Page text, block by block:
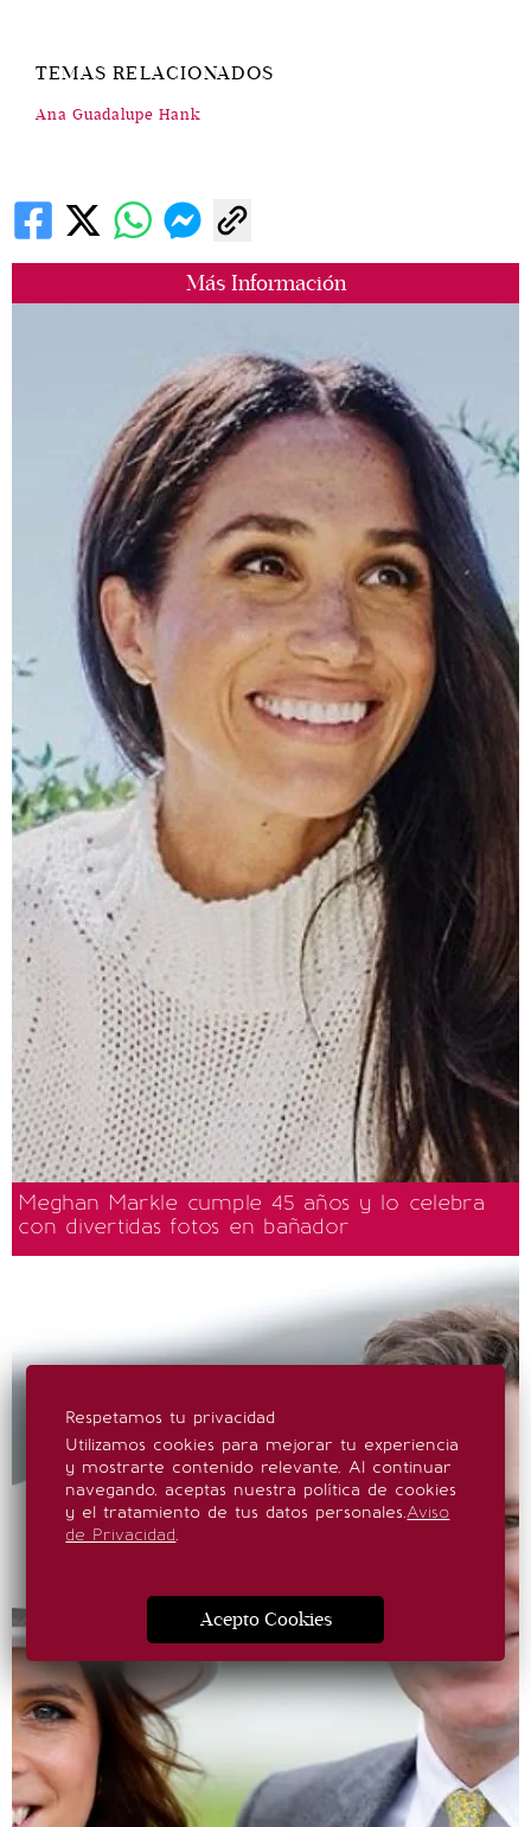
Más Información
Meghan Markle cumple 45 años y lo celebra
con divertidas fotos en bañador
TEMAS RELACIONADOS
Ana Guadalupe Hank
Respetamos tu privacidad
Utilizamos cookies para mejorar tu experiencia
y mostrarte contenido relevante. Al continuar
navegando, aceptas nuestra política de cookies
y el tratamiento de tus datos personales.Aviso
de Privacidad.
Acepto Cookies